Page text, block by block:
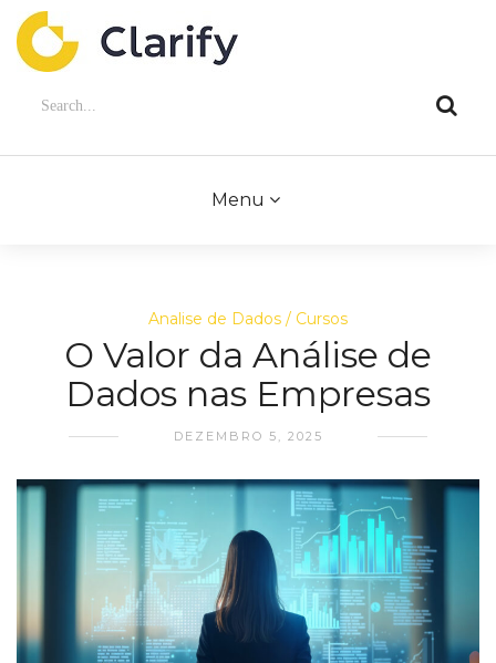
Menu
Analise de Dados Cursos
O Valor da Análise de
Dados nas Empresas
DEZEMBRO 5, 2025